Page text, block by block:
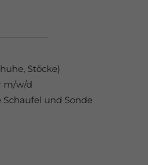
Stöcke)
m/w/d
Schaufel und Sonde